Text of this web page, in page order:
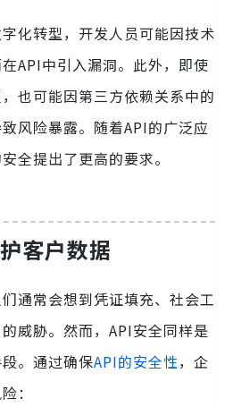
化转型，开发人员可能因技术
API中引入漏洞。此外，即使
也可能因第三方依赖关系中的
风险暴露。随着API的广泛应
全提出了更高的要求。
客户数据
通常会想到凭证填充、社会工
威胁。然而，API安全同样是
。通过确保API的安全性，企
：